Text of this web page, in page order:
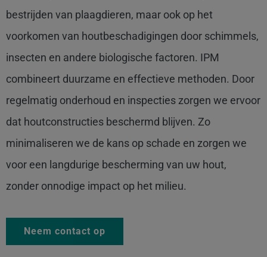
bestrijden van plaagdieren, maar ook op het
voorkomen van houtbeschadigingen door schimmels,
insecten en andere biologische factoren. IPM
combineert duurzame en effectieve methoden. Door
regelmatig onderhoud en inspecties zorgen we ervoor
dat houtconstructies beschermd blijven. Zo
minimaliseren we de kans op schade en zorgen we
voor een langdurige bescherming van uw hout,
zonder onnodige impact op het milieu.
Neem contact op